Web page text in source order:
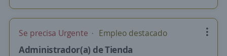
Se precisa Urgente Empleo destacado
Administrador(a) de Tienda